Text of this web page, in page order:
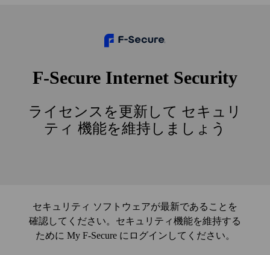
F‑Secure Internet Security
ライセンスを更新して セキュリ
ティ 機能を維持しましょう
セキュリティ ソフトウェアが最新であることを
確認してください。セキュリティ機能を維持する
ために My F‑Secure にログインしてください。